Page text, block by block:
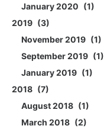
January 2020
1
2019
3
November 2019
1
September 2019
1
January 2019
1
2018
7
August 2018
1
March 2018
2